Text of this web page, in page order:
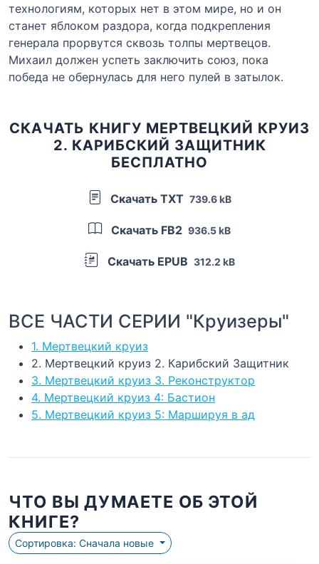
технологиям, которых нет в этом мире, но и он
станет яблоком раздора, когда подкрепления
генерала прорвутся сквозь толпы мертвецов.
Михаил должен успеть заключить союз, пока
победа не обернулась для него пулей в затылок.
СКАЧАТЬ КНИГУ МЕРТВЕЦКИЙ КРУИЗ
2. КАРИБСКИЙ ЗАЩИТНИК
БЕСПЛАТНО
Скачать TXT 739.6 kB
Скачать FB2 936.5 kB
Скачать EPUB 312.2 kB
ВСЕ ЧАСТИ СЕРИИ "Круизеры"
1. Мертвецкий круиз
2. Мертвецкий круиз 2. Карибский Защитник
3. Мертвецкий круиз 3. Реконструктор
4. Мертвецкий круиз 4: Бастион
5. Мертвецкий круиз 5: Маршируя в ад
ЧТО ВЫ ДУМАЕТЕ ОБ ЭТОЙ
КНИГЕ?
Сортировка: Сначала новые